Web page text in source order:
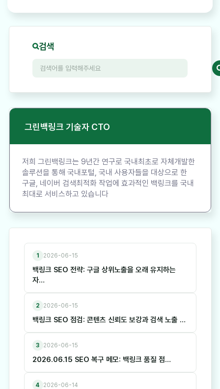
검색
그린백링크 기술자 CTO
저희 그린백링크는 9년간 연구로 국내최초로 자체개발한
솔루션을 통해 국내포털, 국내 사용자들을 대상으로 한
구글, 네이버 검색최적화 작업에 효과적인 백링크를 국내
최대로 서비스하고 있습니다
1 2026-06-15
백링크 SEO 전략: 구글 상위노출을 오래 유지하는
자…
2 2026-06-15
백링크 SEO 점검: 콘텐츠 신뢰도 보강과 검색 노출 …
3 2026-06-15
2026.06.15 SEO 복구 메모: 백링크 품질 점…
4 2026-06-14